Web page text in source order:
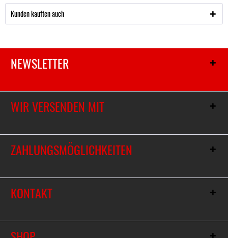
Kunden kauften auch
NEWSLETTER
WIR VERSENDEN MIT
ZAHLUNGSMÖGLICHKEITEN
KONTAKT